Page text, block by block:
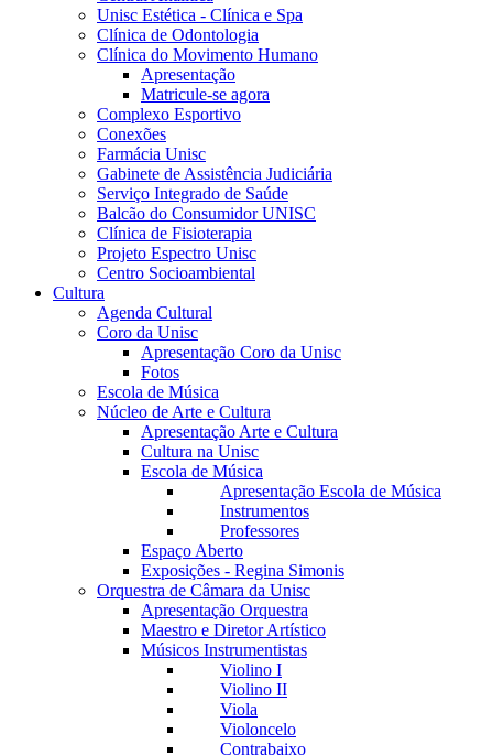
Unisc Estética - Clínica e Spa
Clínica de Odontologia
Clínica do Movimento Humano
Apresentação
Matricule-se agora
Complexo Esportivo
Conexões
Farmácia Unisc
Gabinete de Assistência Judiciária
Serviço Integrado de Saúde
Balcão do Consumidor UNISC
Clínica de Fisioterapia
Projeto Espectro Unisc
Centro Socioambiental
Cultura
Agenda Cultural
Coro da Unisc
Apresentação Coro da Unisc
Fotos
Escola de Música
Núcleo de Arte e Cultura
Apresentação Arte e Cultura
Cultura na Unisc
Escola de Música
Apresentação Escola de Música
Instrumentos
Professores
Espaço Aberto
Exposições - Regina Simonis
Orquestra de Câmara da Unisc
Apresentação Orquestra
Maestro e Diretor Artístico
Músicos Instrumentistas
Violino I
Violino II
Viola
Violoncelo
Contrabaixo